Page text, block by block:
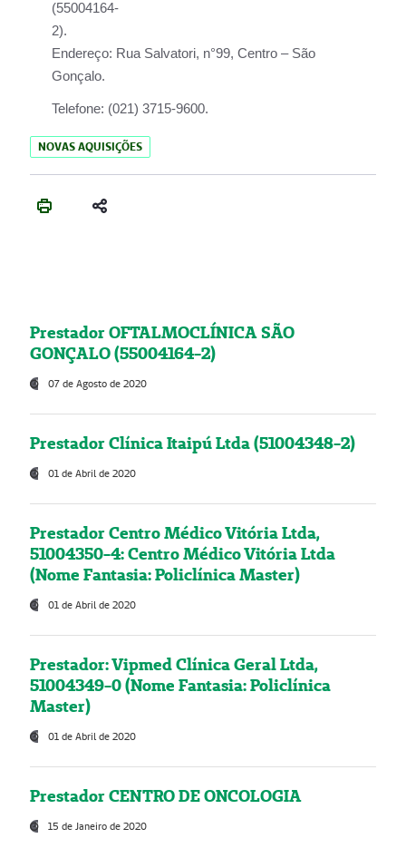
(55004164-
2).
Endereço: Rua Salvatori, n°99, Centro – São
Gonçalo.
Telefone: (021) 3715-9600.
NOVAS AQUISIÇÕES
Prestador OFTALMOCLÍNICA SÃO
GONÇALO (55004164-2)
07 de Agosto de 2020
Prestador Clínica Itaipú Ltda (51004348-2)
01 de Abril de 2020
Prestador Centro Médico Vitória Ltda,
51004350-4: Centro Médico Vitória Ltda
(Nome Fantasia: Policlínica Master)
01 de Abril de 2020
Prestador: Vipmed Clínica Geral Ltda,
51004349-0 (Nome Fantasia: Policlínica
Master)
01 de Abril de 2020
Prestador CENTRO DE ONCOLOGIA
15 de Janeiro de 2020